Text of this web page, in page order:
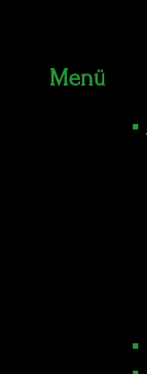
Menü